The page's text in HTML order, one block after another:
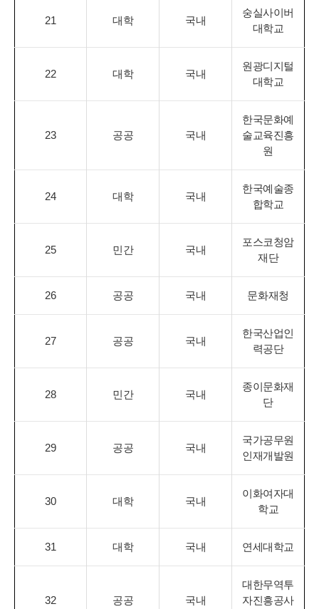
21 대학 국내
숭실사이버
대학교
22 대학 국내
원광디지털
대학교
23 공공 국내
한국문화예
술교육진흥
원
24 대학 국내
한국예술종
합학교
25 민간 국내
포스코청암
재단
26 공공 국내 문화재청
27 공공 국내
한국산업인
력공단
28 민간 국내
종이문화재
단
29 공공 국내
국가공무원
인재개발원
30 대학 국내
이화여자대
학교
31 대학 국내 연세대학교
32 공공 국내
대한무역투
자진흥공사